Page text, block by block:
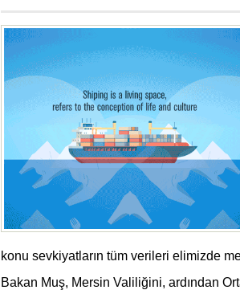
konu sevkiyatların tüm verileri elimizde
Bakan Muş, Mersin Valiliğini, ardından